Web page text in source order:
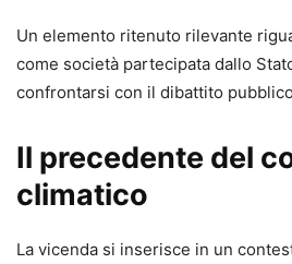
Un elemento ritenuto rilevante
come società partecipata dallo
confrontarsi con il dibattito
Il precedente del
climatico
La vicenda si inserisce in un